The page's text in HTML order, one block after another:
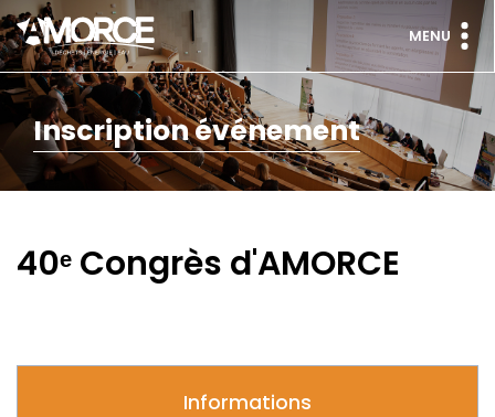
MENU
Inscription événement
40ᵉ Congrès d'AMORCE
Informations